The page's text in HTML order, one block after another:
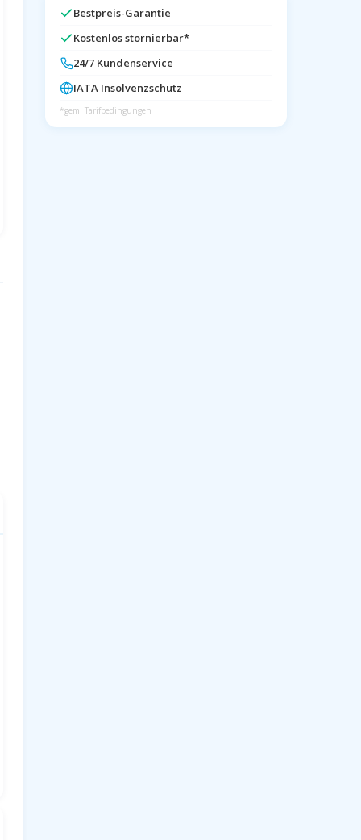
Bestpreis-Garantie
Kostenlos stornierbar*
24/7 Kundenservice
IATA Insolvenzschutz
*gem. Tarifbedingungen